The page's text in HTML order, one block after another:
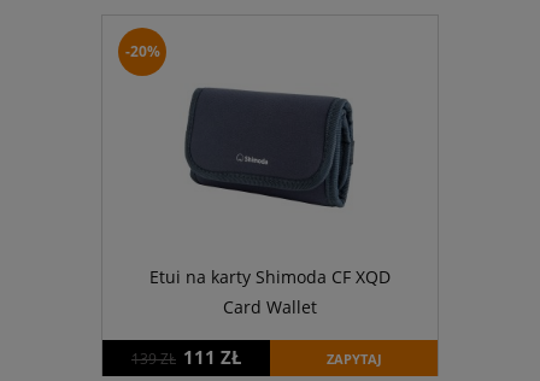
Etui na karty Shimoda CF XQD
Card Wallet
139 ZŁ 111 ZŁ ZAPYTAJ
-20%